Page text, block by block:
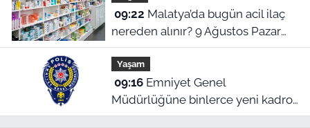
09:22
nereden alınır? 9 Ağustos Pazar
nöbetçi eczaneler
Yaşam
09:16Emniyet Genel
Müdürlüğüne binlerce yeni kadro!
Cumhurbaşkanlığı Kararı Resmi